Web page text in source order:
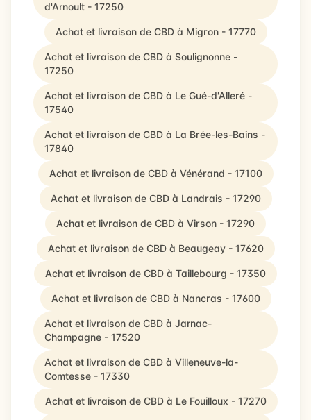
d'Arnoult - 17250
Achat et livraison de CBD à Migron - 17770
Achat et livraison de CBD à Soulignonne -
17250
Achat et livraison de CBD à Le Gué-d'Alleré -
17540
Achat et livraison de CBD à La Brée-les-Bains -
17840
Achat et livraison de CBD à Vénérand - 17100
Achat et livraison de CBD à Landrais - 17290
Achat et livraison de CBD à Virson - 17290
Achat et livraison de CBD à Beaugeay - 17620
Achat et livraison de CBD à Taillebourg - 17350
Achat et livraison de CBD à Nancras - 17600
Achat et livraison de CBD à Jarnac-
Champagne - 17520
Achat et livraison de CBD à Villeneuve-la-
Comtesse - 17330
Achat et livraison de CBD à Le Fouilloux - 17270